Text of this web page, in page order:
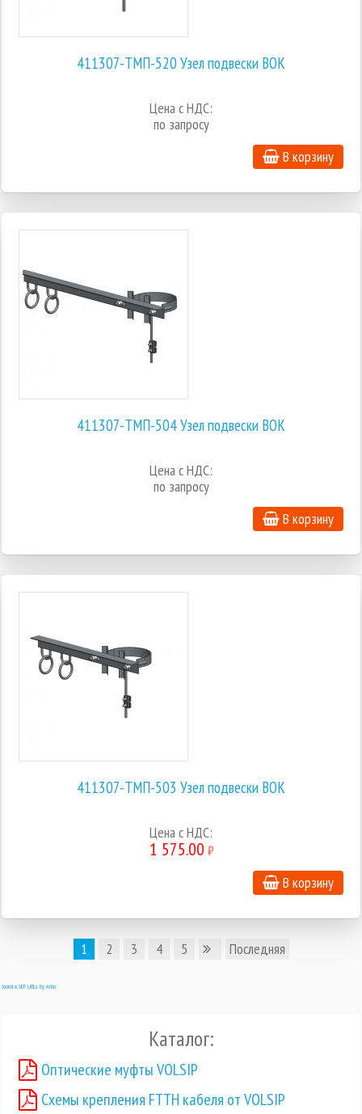
411307-ТМП-520 Узел подвески ВОК
Цена с НДС:
по запросу
В корзину
411307-ТМП-504 Узел подвески ВОК
Цена с НДС:
по запросу
В корзину
411307-ТМП-503 Узел подвески ВОК
Цена с НДС:
1 575.00 ₽
В корзину
1 2 3 4 5 Последняя
Joomla SEF URLs by Artio
Каталог:
Оптические муфты VOLSIP
Схемы крепления FTTH кабеля от VOLSIP